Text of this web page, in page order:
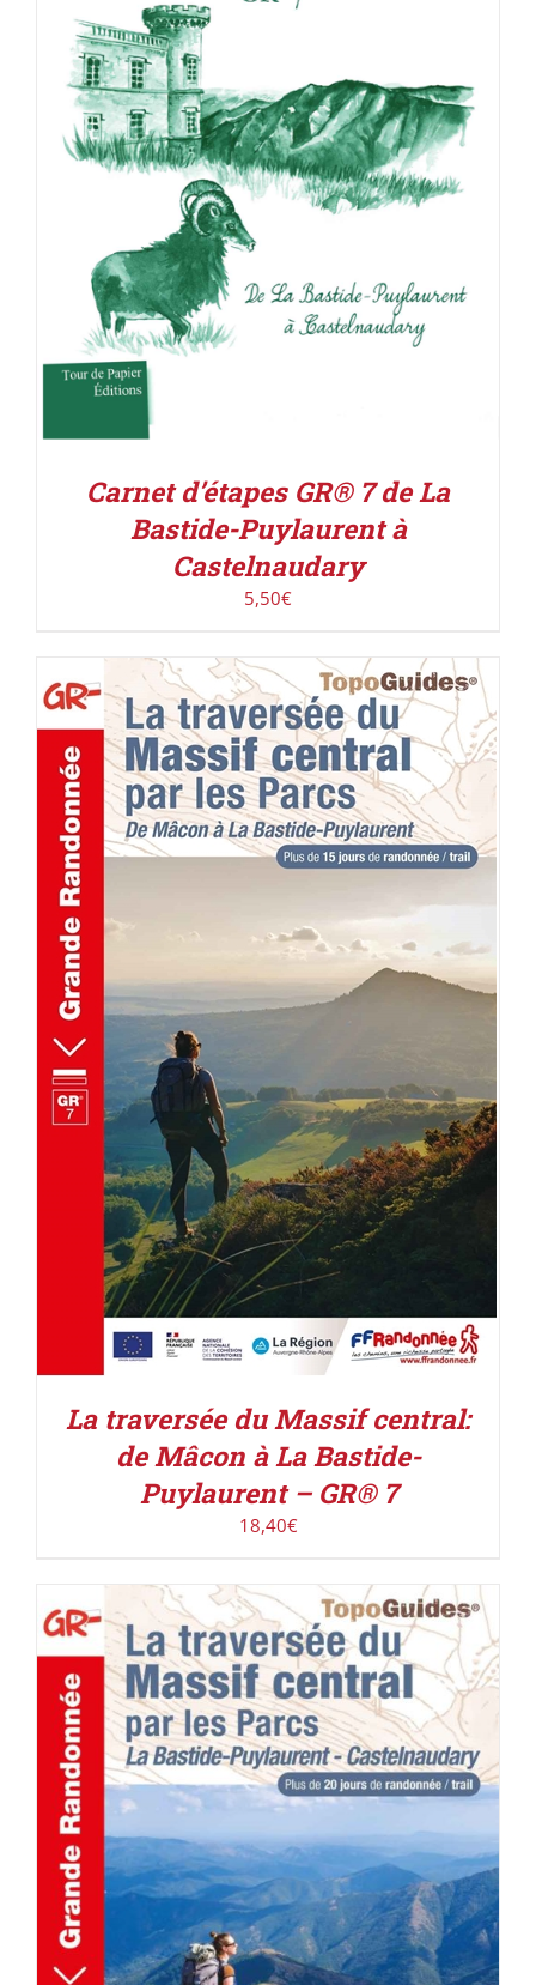
ACHETER LE PRODUIT / DÉTAILS
Carnet d’étapes GR® 7 de La
Bastide-Puylaurent à
Castelnaudary
5,50€
AJOUTER AU PANIER
La traversée du Massif central:
de Mâcon à La Bastide-
Puylaurent – GR® 7
18,40€
AJOUTER AU PANIER / DÉTAILS